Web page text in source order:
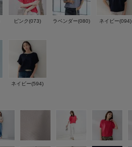
ピンク(073) ラベンダー(080) ネイビー(094)
ネイビー(594)